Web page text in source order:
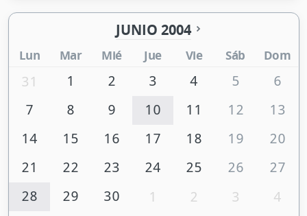
JUNIO 2004
Lun Mar Mié Jue Vie Sáb Dom
31 1 2 3 4 5
6
7
8 9 10 11 12
13
14
15 16 17 18 19
20
21
22 23 24 25 26
27
28
29 30 1 2 3
4